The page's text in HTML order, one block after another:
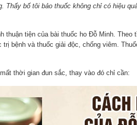
Thấy bố tôi bảo thuốc không chỉ có hiệu
tiện của bài thuốc ho Đỗ Minh. Theo
bệnh và thuốc giải độc, chống viêm.
thời gian đun sắc, thay vào đó chỉ cần: